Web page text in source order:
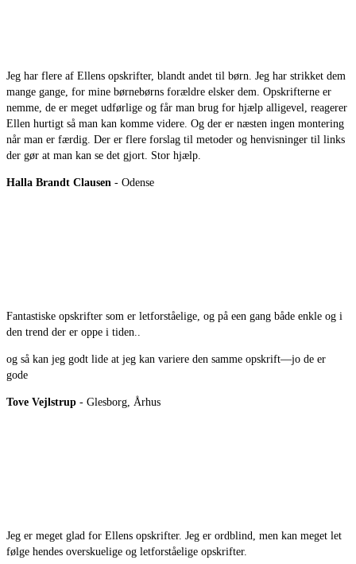
Jeg har flere af Ellens opskrifter, blandt andet til børn. Jeg har strikket dem
mange gange, for mine børnebørns forældre elsker dem. Opskrifterne er
nemme, de er meget udførlige og får man brug for hjælp alligevel, reagerer
Ellen hurtigt så man kan komme videre. Og der er næsten ingen montering
når man er færdig. Der er flere forslag til metoder og henvisninger til links
der gør at man kan se det gjort. Stor hjælp.
Halla Brandt Clausen - Odense
Fantastiske opskrifter som er letforståelige, og på een gang både enkle og i
den trend der er oppe i tiden..
og så kan jeg godt lide at jeg kan variere den samme opskrift—jo de er
gode
Tove Vejlstrup - Glesborg, Århus
Jeg er meget glad for Ellens opskrifter. Jeg er ordblind, men kan meget let
følge hendes overskuelige og letforståelige opskrifter.